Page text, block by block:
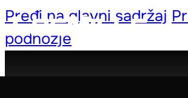
Pređi na glavni sadržaj
podnožje